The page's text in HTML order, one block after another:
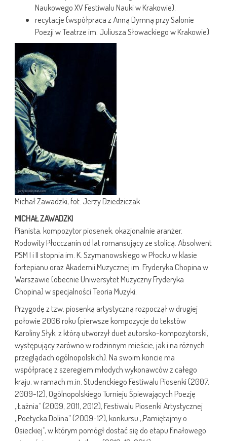
Naukowego XV Festiwalu Nauki w Krakowie).
recytacje (współpraca z Anną Dymną przy Salonie
Poezji w Teatrze im. Juliusza Słowackiego w Krakowie)
Michał Zawadzki, fot. Jerzy Dziedziczak
MICHAŁ ZAWADZKI
Pianista, kompozytor piosenek, okazjonalnie aranżer.
Rodowity Płocczanin od lat romansujący ze stolicą. Absolwent
PSM I i II stopnia im. K. Szymanowskiego w Płocku w klasie
fortepianu oraz Akademii Muzycznej im. Fryderyka Chopina w
Warszawie (obecnie Uniwersytet Muzyczny Fryderyka
Chopina) w specjalności Teoria Muzyki.
Przygodę z tzw. piosenką artystyczną rozpoczął w drugiej
połowie 2006 roku (pierwsze kompozycje do tekstów
Karoliny Słyk, z którą utworzył duet autorsko-kompozytorski,
występujący zarówno w rodzinnym mieście, jak i na różnych
przeglądach ogólnopolskich). Na swoim koncie ma
współpracę z szeregiem młodych wykonawców z całego
kraju, w ramach m.in. Studenckiego Festiwalu Piosenki (2007,
2009-12), Ogólnopolskiego Turnieju Śpiewających Poezję
„Łaźnia” (2009, 2011, 2012), Festiwalu Piosenki Artystycznej
„Poetycka Dolina” (2009-12), konkursu „Pamiętajmy o
Osieckiej”, w którym pomógł dostać się do etapu finałowego